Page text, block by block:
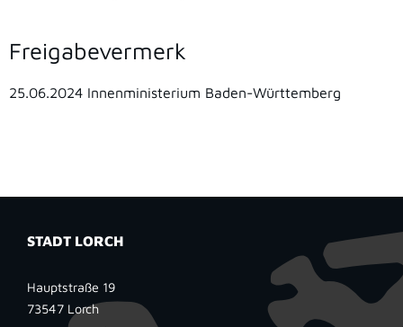
Freigabevermerk
25.06.2024 Innenministerium Baden-Württemberg
STADT LORCH
Hauptstraße 19
73547 Lorch